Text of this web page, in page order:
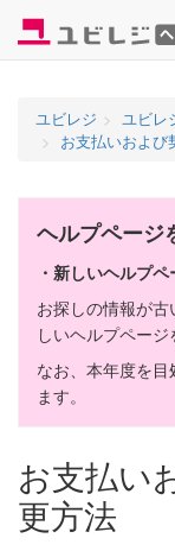
テ
ユビレジ ユビレ
お支払いおよび
ヘルプページ
・新しいヘルプペ
お探しの情報が
しいヘルプページ
なお、本年度を
ます。
お支払い
更方法